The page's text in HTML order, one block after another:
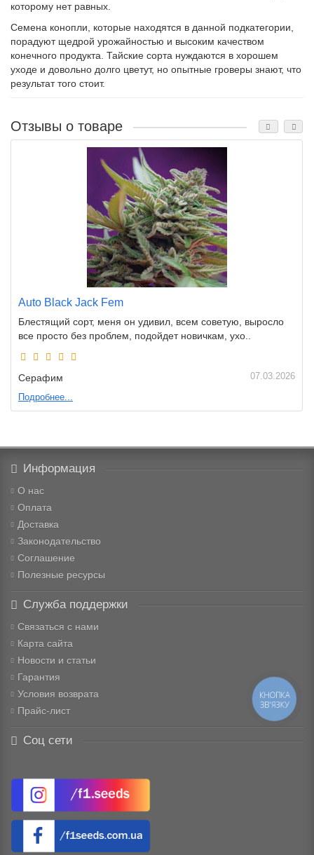
которому нет равных.
Семена конопли, которые находятся в данной подкатегории,
порадуют щедрой урожайностью и высоким качеством
конечного продукта. Тайские сорта нуждаются в хорошем
уходе и довольно долго цветут, но опытные гроверы знают, что
результат того стоит.
Отзывы о товаре
Auto Black Jack Fem
Блестящий сорт, меня он удивил, всем советую, выросло
все просто без проблем, подойдет новичкам, ухо..
Серафим 07.03.2026
Подробнее...
Информация
О нас
Оплата
Доставка
Законодательство
Соглашение
Полезные ресурсы
Служба поддержки
Связаться с нами
Карта сайта
Новости и статьи
Гарантия
Условия возврата
Прайс-лист
Соц сети
КНОПКА
ЗВ'ЯЗКУ